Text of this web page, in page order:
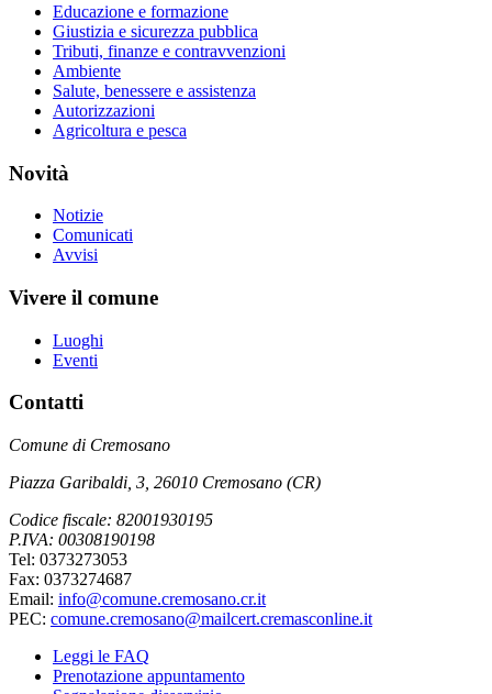
Educazione e formazione
Giustizia e sicurezza pubblica
Tributi, finanze e contravvenzioni
Ambiente
Salute, benessere e assistenza
Autorizzazioni
Agricoltura e pesca
Novità
Notizie
Comunicati
Avvisi
Vivere il comune
Luoghi
Eventi
Contatti
Comune di Cremosano
Piazza Garibaldi, 3, 26010 Cremosano (CR)
Codice fiscale: 82001930195
P.IVA: 00308190198
Tel: 0373273053
Fax: 0373274687
Email: info@comune.cremosano.cr.it
PEC: comune.cremosano@mailcert.cremasconline.it
Leggi le FAQ
Prenotazione appuntamento